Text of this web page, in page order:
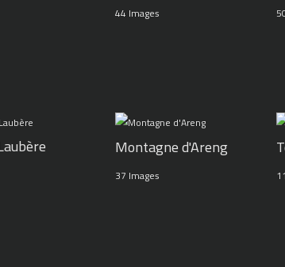
44 Images
Montagne d'Areng
37 Images